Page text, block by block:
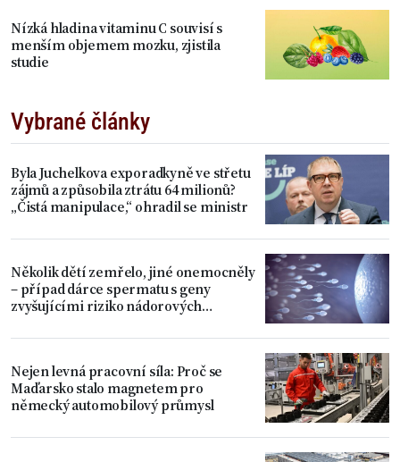
Nízká hladina vitaminu C souvisí s
menším objemem mozku, zjistila
studie
Vybrané články
Byla Juchelkova exporadkyně ve střetu
zájmů a způsobila ztrátu 64 milionů?
„Čistá manipulace,“ ohradil se ministr
Několik dětí zemřelo, jiné onemocněly
– případ dárce spermatu s geny
zvyšujícími riziko nádorových
Nejen levná pracovní síla: Proč se
Maďarsko stalo magnetem pro
německý automobilový průmysl